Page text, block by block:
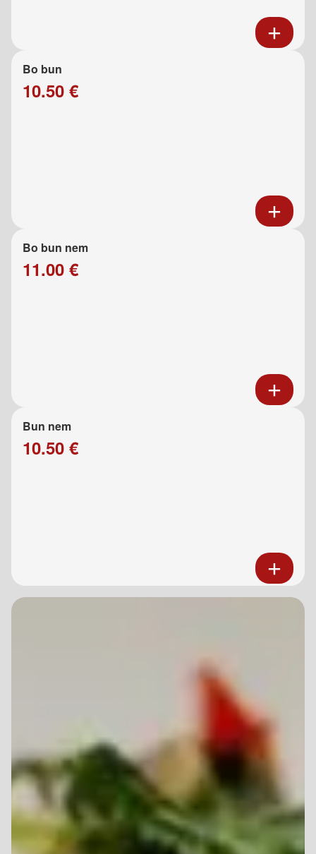
Bo bun
10.50 €
Bo bun nem
11.00 €
Bun nem
10.50 €